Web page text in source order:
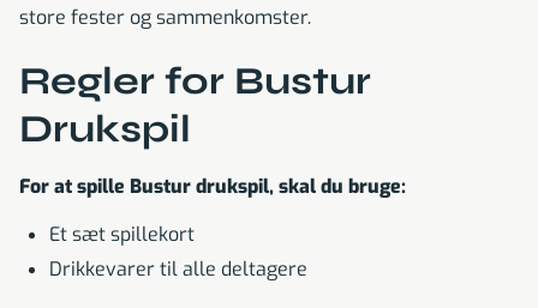
store fester og sammenkomster.
Regler for Bustur
Drukspil
For at spille Bustur drukspil, skal du bruge:
Et sæt spillekort
Drikkevarer til alle deltagere